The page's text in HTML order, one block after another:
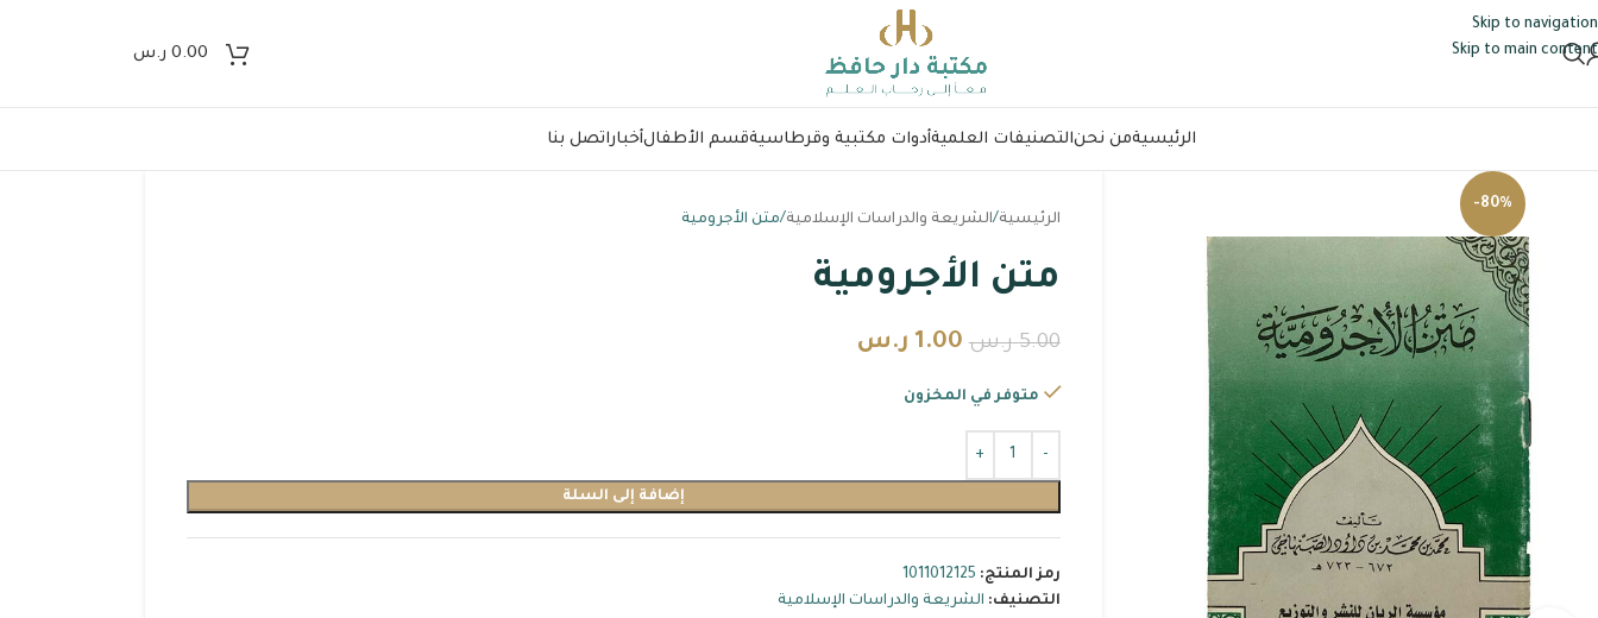
Skip to navigation
Skip to main content
0.00 ر.س
الرئيسيةمن نحنالتصنيفات العلميةأدوات مكتبية وقرطاسيةقسم الأطفالأخبار اتصل بنا
-80%
الرئيسية الشريعة والدراسات الإسلامية متن الأجرومية
متن الأجرومية
5.00 ر.س 1.00 ر.س
متوفر في المخزون
إضافة إلى السلة
رمز المنتج: 1011012125
التصنيف: الشريعة والدراسات الإسلامية